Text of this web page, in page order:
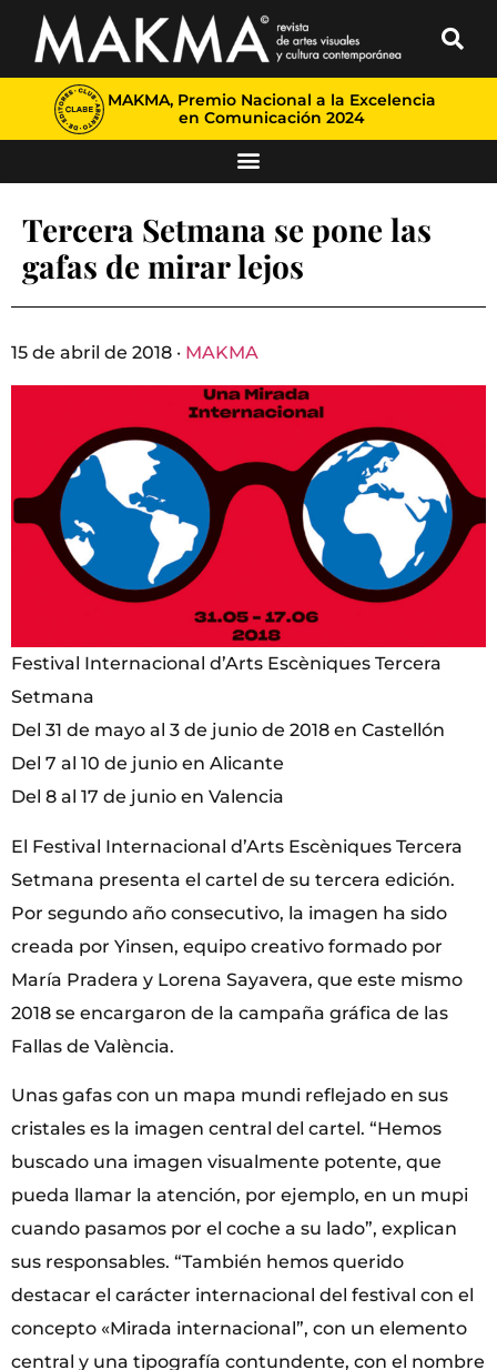
MAKMA, Premio Nacional a la Excelencia
en Comunicación 2024
Tercera Setmana se pone las
gafas de mirar lejos
15 de abril de 2018 · MAKMA
Festival Internacional d’Arts Escèniques Tercera
Setmana
Del 31 de mayo al 3 de junio de 2018 en Castellón
Del 7 al 10 de junio en Alicante
Del 8 al 17 de junio en Valencia
El Festival Internacional d’Arts Escèniques Tercera
Setmana presenta el cartel de su tercera edición.
Por segundo año consecutivo, la imagen ha sido
creada por Yinsen, equipo creativo formado por
María Pradera y Lorena Sayavera, que este mismo
2018 se encargaron de la campaña gráfica de las
Fallas de València.
Unas gafas con un mapa mundi reflejado en sus
cristales es la imagen central del cartel. “Hemos
buscado una imagen visualmente potente, que
pueda llamar la atención, por ejemplo, en un mupi
cuando pasamos por el coche a su lado”, explican
sus responsables. “También hemos querido
destacar el carácter internacional del festival con el
concepto «Mirada internacional”, con un elemento
central y una tipografía contundente, con el nombre